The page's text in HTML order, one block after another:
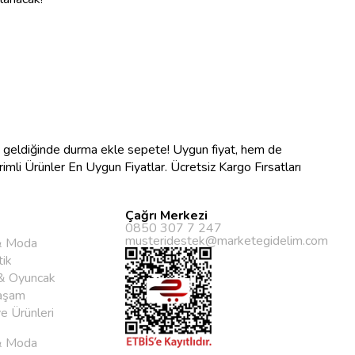
geldiğinde durma ekle sepete! Uygun fiyat, hem de
Ürünler En Uygun Fiyatlar. Ücretsiz Kargo Fırsatları
Moda
Oyuncak
Ürünleri
Moda
Çağrı Merkezi
0850 307 7 247
musteridestek@marketegidelim.com